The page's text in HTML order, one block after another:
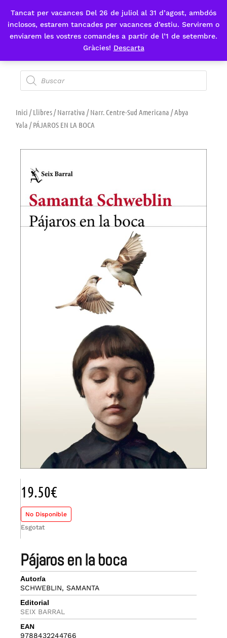
Tancat per vacances Del 26 de juliol al 31 d’agost, ambdós
inclosos, estarem tancades per vacances d’estiu. Servirem o
enviarem les vostres comandes a partir de l’1 de setembre.
Gràcies! Descarta
Fes-te'n sòcia
Inici /Llibres/Narrativa /Narr. Centre-Sud Americana / Abya
Yala / PÁJAROS EN LA BOCA
pájaros en la boca
Autor/a
SCHWEBLIN, SAMANTA
Editorial
SEIX BARRAL
EAN
9788432244766
19.50€
No Disponible
Esgotat